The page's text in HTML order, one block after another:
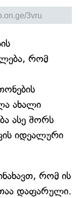
რომ
ახალი
ასე შორს
იდეალური
რომ ის
დაფარული.